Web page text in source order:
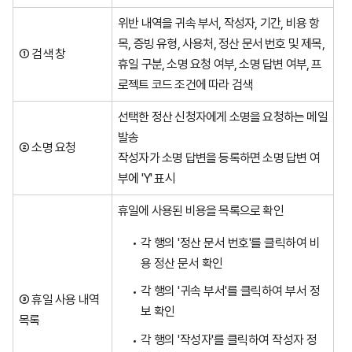
① 검색 창
위반 내역을 귀속 부서, 작성자, 기간, 비용 항
목, 증빙 유형, 사용처, 정산 문서 번호 및 제목,
휴일 구분, 소명 요청 여부, 소명 답변 여부, 프
로젝트 코드 조건에 따라 검색
② 소명 요청
선택한 정산 신청자에게 소명을 요청하는 메일
발송
작성자가 소명 답변을 등록하면 소명 답변 여
부에 'Y' 표시
③ 휴일 사용 내역
목록
휴일에 사용된 비용을 목록으로 확인
각 행의 '정산 문서 번호'를 클릭하여 비
용 정산 문서 확인
각 행의 '귀속 부서'를 클릭하여 부서 정
보 확인
각 행의 '작성자'를 클릭하여 작성자 정